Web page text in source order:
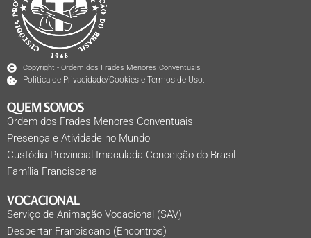
Copyright - Ordem dos Frades Menores Conventuais
Política de Privacidade/Cookies e Termos de Uso.
QUEM SOMOS
Ordem dos Frades Menores Conventuais
Presença e Atividade no Mundo
Custódia Provincial Imaculada Conceição do Brasil
Família Franciscana
VOCACIONAL
Serviço de Animação Vocacional (SAV)
Despertar Franciscano (Encontros)